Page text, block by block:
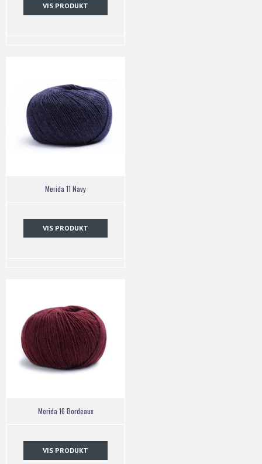
VIS PRODUKT
Merida 11 Navy
VIS PRODUKT
Merida 16 Bordeaux
VIS PRODUKT